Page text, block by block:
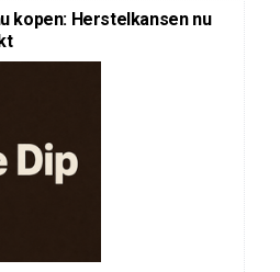
kopen: Herstelkansen nu